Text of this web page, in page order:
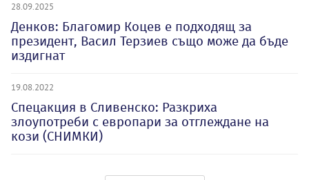
28.09.2025
Денков: Благомир Коцев е подходящ за
президент, Васил Терзиев също може да бъде
издигнат
19.08.2022
Спецакция в Сливенско: Разкриха
злоупотреби с европари за отглеждане на
кози (СНИМКИ)